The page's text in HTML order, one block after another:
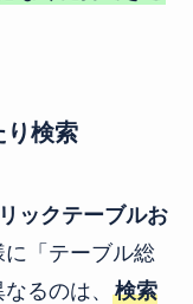
り検索
ックテーブルお
に「テーブル総
るのは、 検索